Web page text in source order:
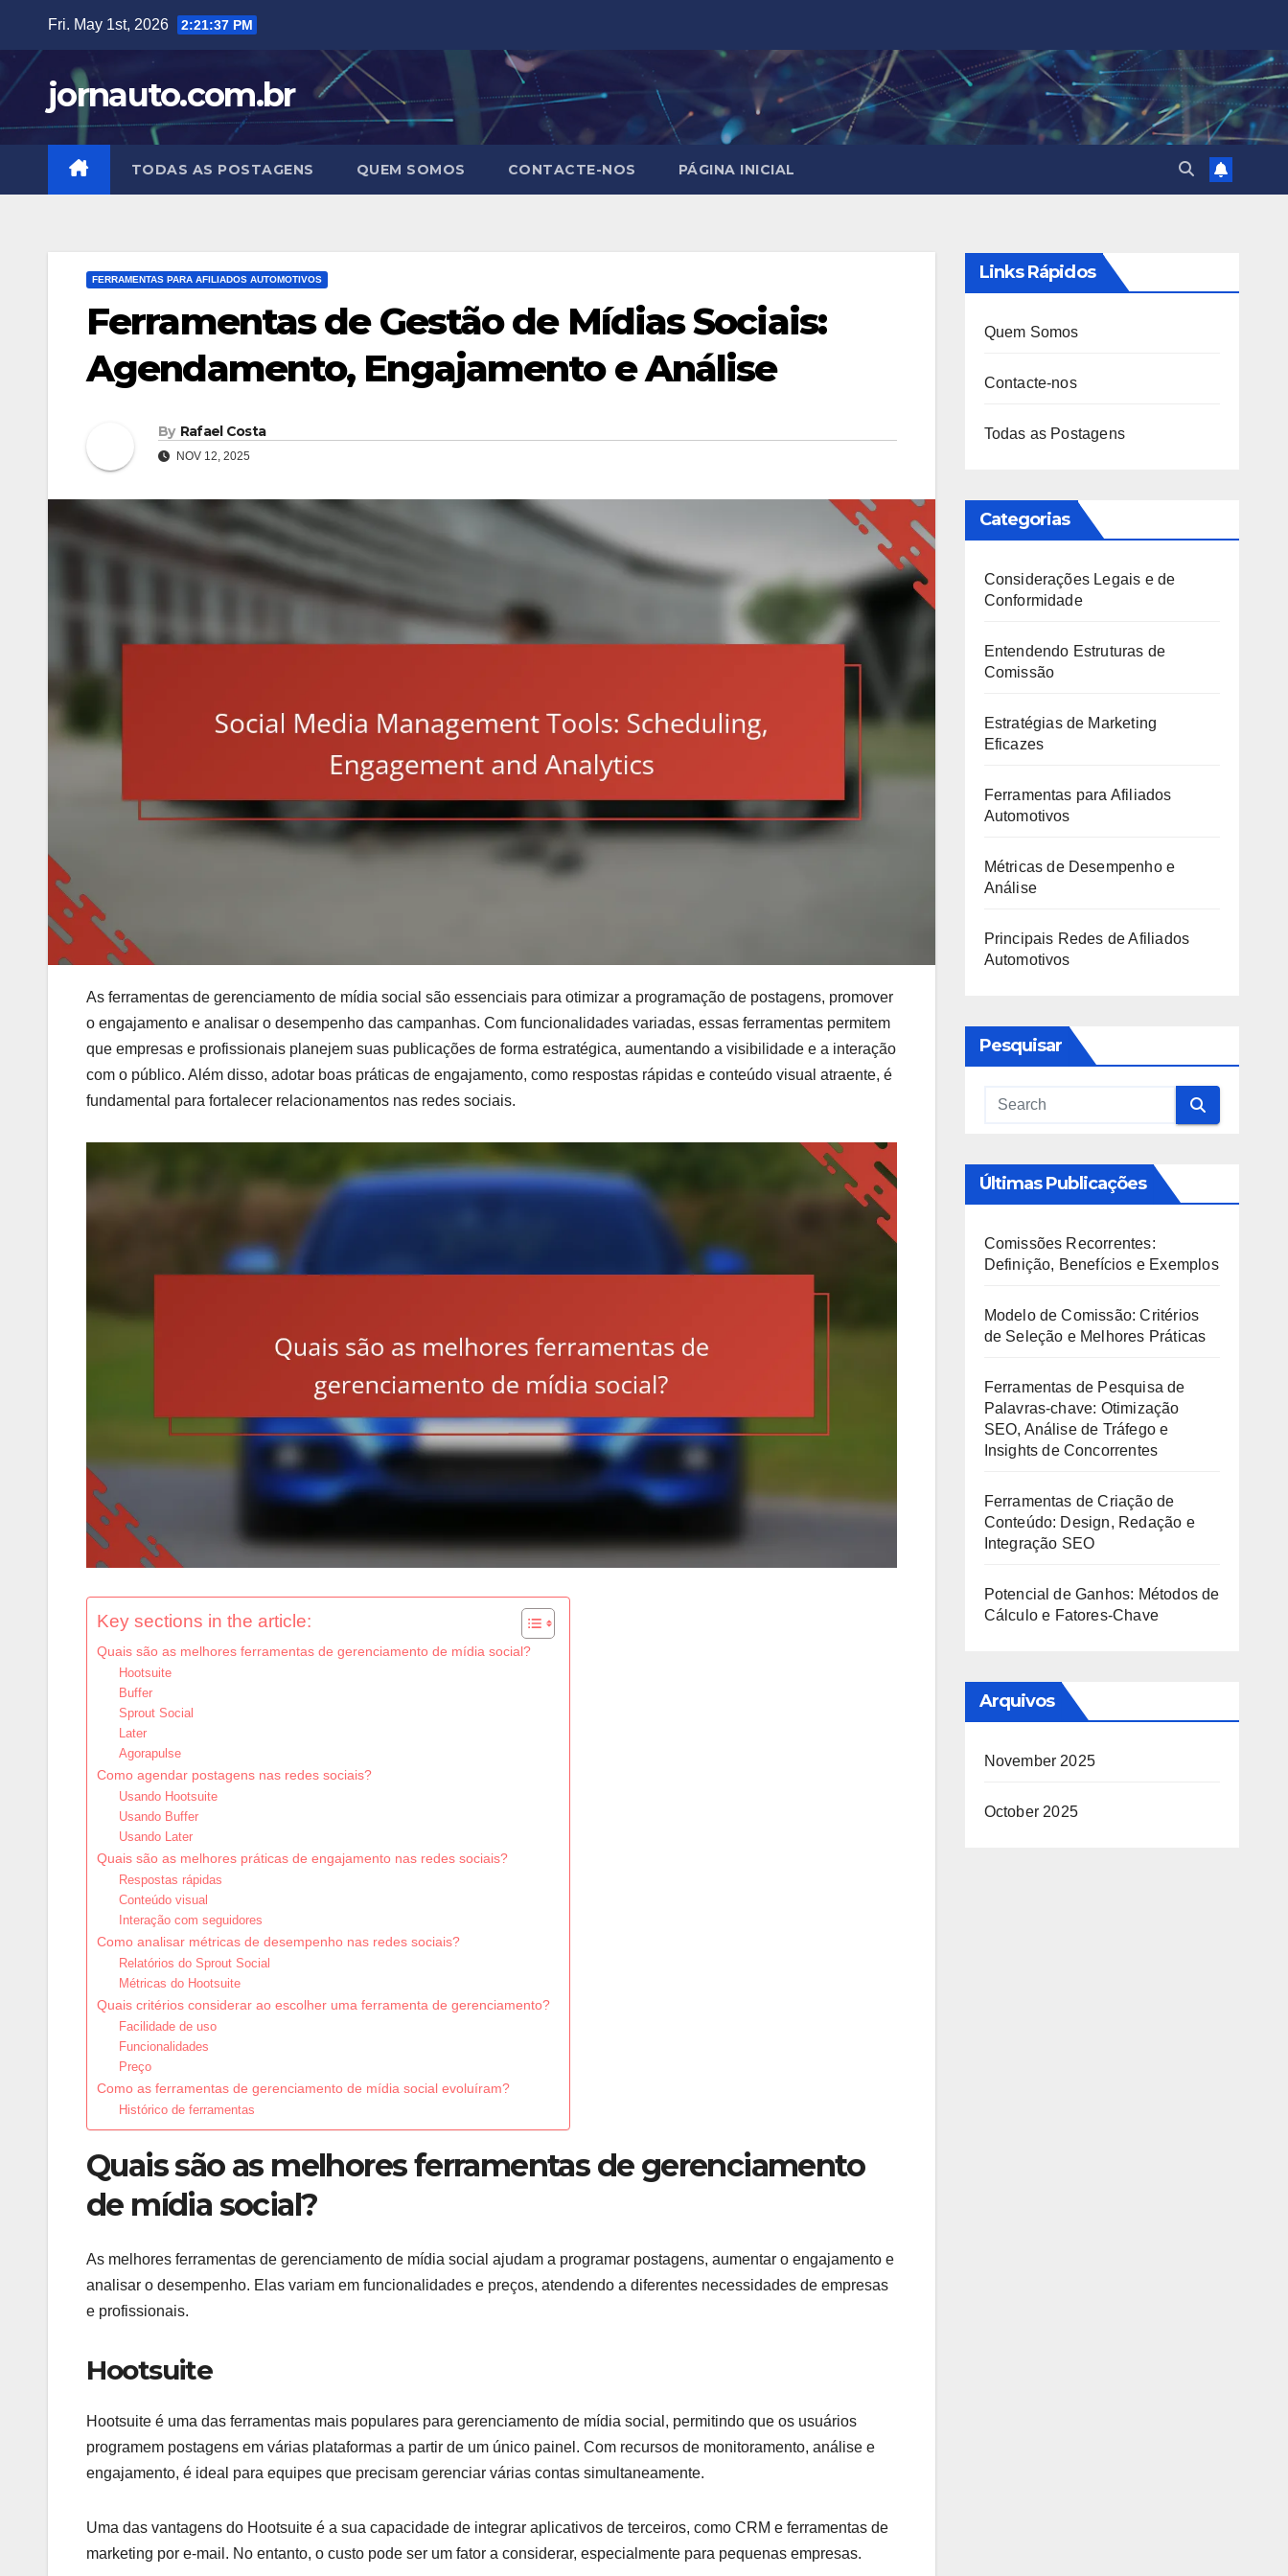
content
Fri. May 1st, 2026 2:21:38 PM
jornauto.com.br
TODAS AS POSTAGENS QUEM SOMOS CONTACTE-NOS PÁGINA INICIAL
FERRAMENTAS PARA AFILIADOS AUTOMOTIVOS
Ferramentas de Gestão de Mídias Sociais:
Agendamento, Engajamento e Análise
By Rafael Costa
NOV 12, 2025
As ferramentas de gerenciamento de mídia social são essenciais para otimizar a programação de postagens, promover
o engajamento e analisar o desempenho das campanhas. Com funcionalidades variadas, essas ferramentas permitem
que empresas e profissionais planejem suas publicações de forma estratégica, aumentando a visibilidade e a interação
com o público. Além disso, adotar boas práticas de engajamento, como respostas rápidas e conteúdo visual atraente, é
fundamental para fortalecer relacionamentos nas redes sociais.
Key sections in the article:
Quais são as melhores ferramentas de gerenciamento de mídia social?
Hootsuite
Buffer
Sprout Social
Later
Agorapulse
Como agendar postagens nas redes sociais?
Usando Hootsuite
Usando Buffer
Usando Later
Quais são as melhores práticas de engajamento nas redes sociais?
Respostas rápidas
Conteúdo visual
Interação com seguidores
Como analisar métricas de desempenho nas redes sociais?
Relatórios do Sprout Social
Métricas do Hootsuite
Quais critérios considerar ao escolher uma ferramenta de gerenciamento?
Facilidade de uso
Funcionalidades
Preço
Como as ferramentas de gerenciamento de mídia social evoluíram?
Histórico de ferramentas
Quais são as melhores ferramentas de gerenciamento
de mídia social?
As melhores ferramentas de gerenciamento de mídia social ajudam a programar postagens, aumentar o engajamento e
analisar o desempenho. Elas variam em funcionalidades e preços, atendendo a diferentes necessidades de empresas
e profissionais.
Hootsuite
Hootsuite é uma das ferramentas mais populares para gerenciamento de mídia social, permitindo que os usuários
programem postagens em várias plataformas a partir de um único painel. Com recursos de monitoramento, análise e
engajamento, é ideal para equipes que precisam gerenciar várias contas simultaneamente.
Uma das vantagens do Hootsuite é a sua capacidade de integrar aplicativos de terceiros, como CRM e ferramentas de
marketing por e-mail. No entanto, o custo pode ser um fator a considerar, especialmente para pequenas empresas.
Links Rápidos
Quem Somos
Contacte-nos
Todas as Postagens
Categorias
Considerações Legais e de
Conformidade
Entendendo Estruturas de
Comissão
Estratégias de Marketing
Eficazes
Ferramentas para Afiliados
Automotivos
Métricas de Desempenho e
Análise
Principais Redes de Afiliados
Automotivos
Pesquisar
Últimas Publicações
Comissões Recorrentes:
Definição, Benefícios e Exemplos
Modelo de Comissão: Critérios
de Seleção e Melhores Práticas
Ferramentas de Pesquisa de
Palavras-chave: Otimização
SEO, Análise de Tráfego e
Insights de Concorrentes
Ferramentas de Criação de
Conteúdo: Design, Redação e
Integração SEO
Potencial de Ganhos: Métodos de
Cálculo e Fatores-Chave
Arquivos
November 2025
October 2025